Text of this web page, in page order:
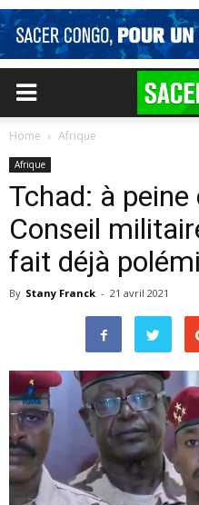
Home Afrique
Afrique
Tchad: à
Conseil
fait déjà
By Stany Franck - 21 avril 2021